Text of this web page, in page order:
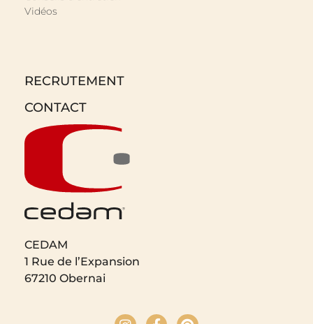
Vidéos
RECRUTEMENT
CONTACT
CEDAM
1 Rue de l’Expansion
67210 Obernai